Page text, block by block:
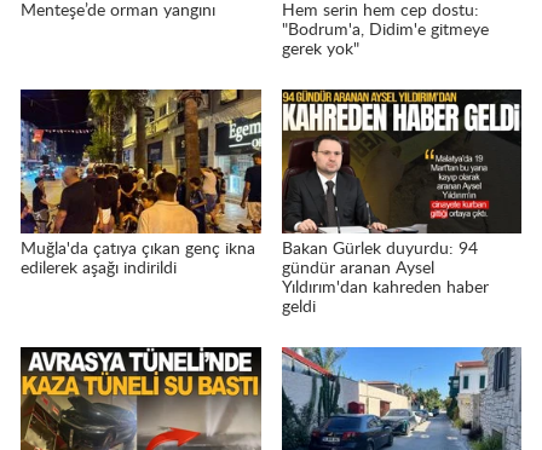
Menteşe’de orman yangını
Hem serin hem cep dostu:
"Bodrum'a, Didim'e gitmeye
gerek yok"
Muğla'da çatıya çıkan genç ikna
edilerek aşağı indirildi
Bakan Gürlek duyurdu: 94
gündür aranan Aysel
Yıldırım'dan kahreden haber
geldi